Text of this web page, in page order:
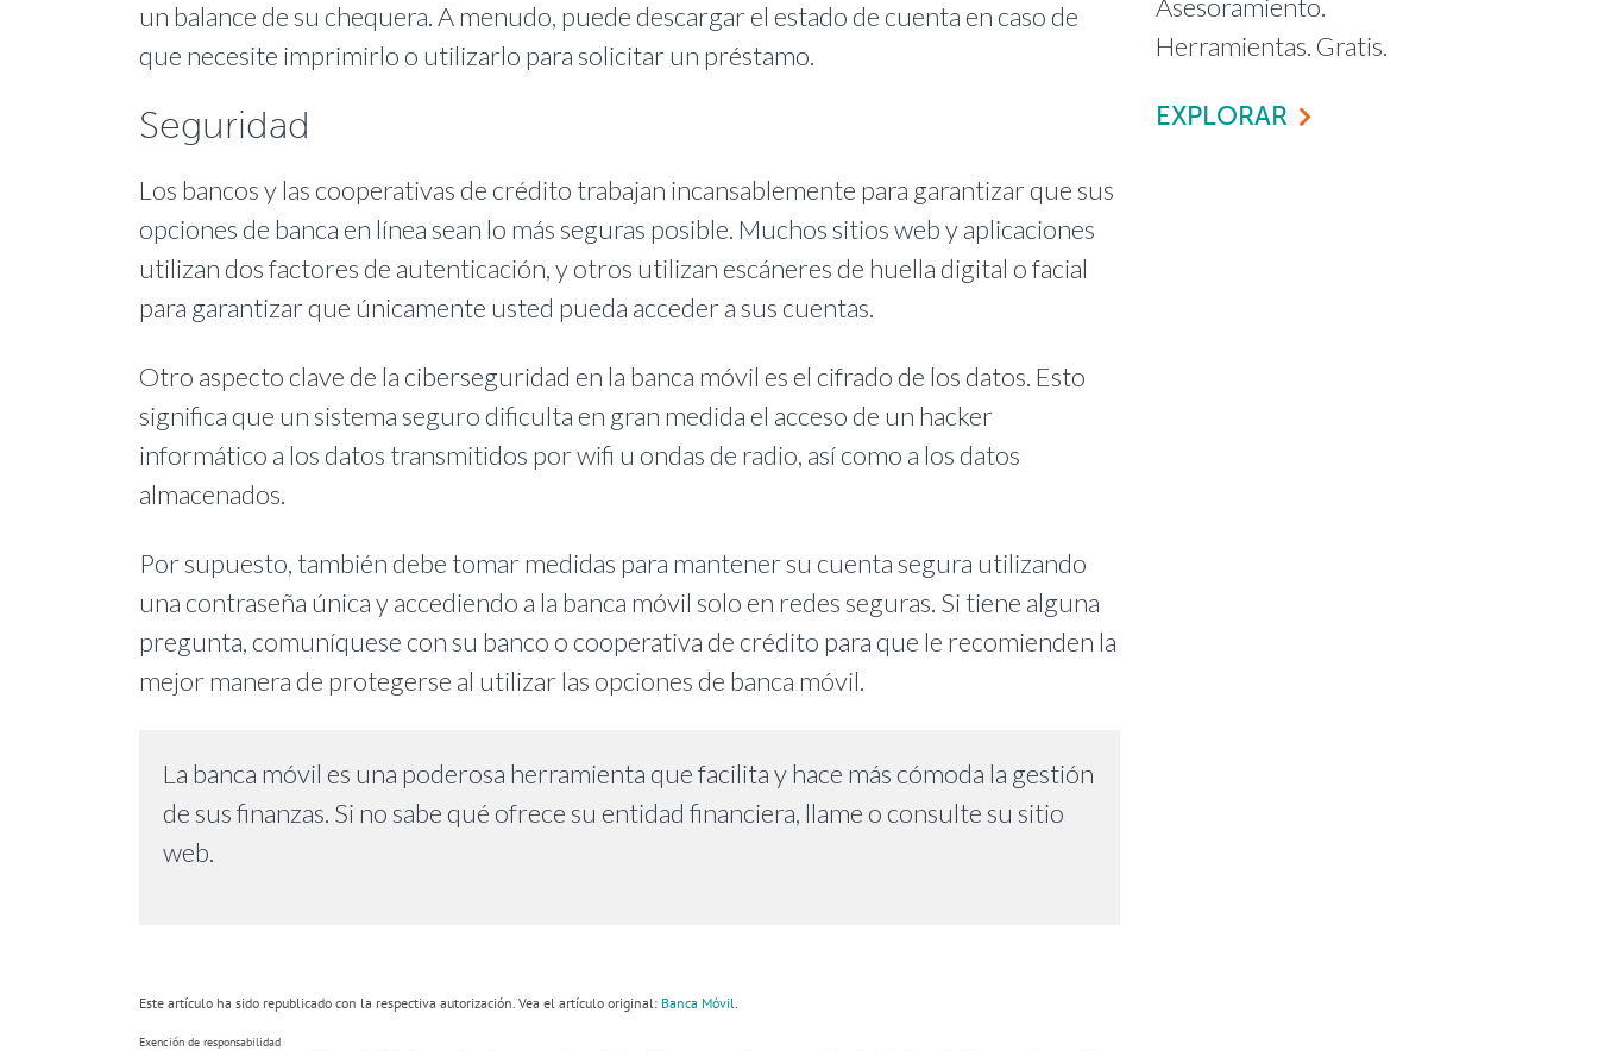
un balance de su chequera. A menudo, puede descargar el estado de cuenta en caso de
que necesite imprimirlo o utilizarlo para solicitar un préstamo.
Seguridad
Los bancos y las cooperativas de crédito trabajan incansablemente para garantizar que sus
opciones de banca en línea sean lo más seguras posible. Muchos sitios web y aplicaciones
utilizan dos factores de autenticación, y otros utilizan escáneres de huella digital o facial
para garantizar que únicamente usted pueda acceder a sus cuentas.
Otro aspecto clave de la ciberseguridad en la banca móvil es el cifrado de los datos. Esto
significa que un sistema seguro dificulta en gran medida el acceso de un hacker
informático a los datos transmitidos por wifi u ondas de radio, así como a los datos
almacenados.
Por supuesto, también debe tomar medidas para mantener su cuenta segura utilizando
una contraseña única y accediendo a la banca móvil solo en redes seguras. Si tiene alguna
pregunta, comuníquese con su banco o cooperativa de crédito para que le recomienden la
mejor manera de protegerse al utilizar las opciones de banca móvil.
La banca móvil es una poderosa herramienta que facilita y hace más cómoda la gestión
de sus finanzas. Si no sabe qué ofrece su entidad financiera, llame o consulte su sitio
web.
Este artículo ha sido republicado con la respectiva autorización. Vea el artículo original: Banca Móvil
Exención de responsabilidad
Asesoramiento.
Herramientas. Gratis.
EXPLORAR